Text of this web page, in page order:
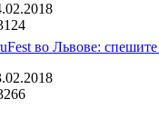
во Львове: